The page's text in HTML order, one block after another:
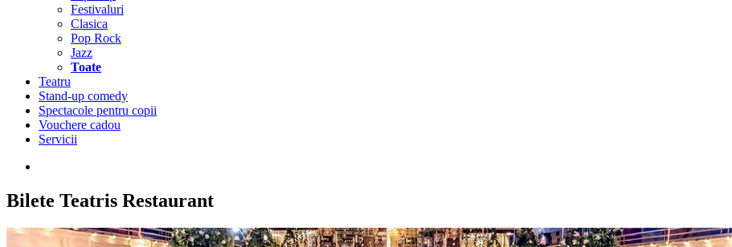
Festivaluri
Clasica
Pop Rock
Jazz
Toate
Teatru
Stand-up comedy
Spectacole pentru copii
Vouchere cadou
Servicii
Bilete Teatris Restaurant